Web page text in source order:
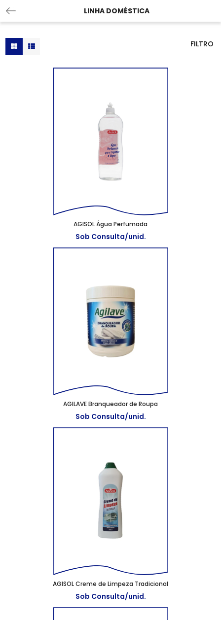
LINHA DOMÉSTICA
FILTRO
AGISOL Água Perfumada
Sob Consulta/unid.
AGILAVE Branqueador de Roupa
Sob Consulta/unid.
AGISOL Creme de Limpeza Tradicional
Sob Consulta/unid.